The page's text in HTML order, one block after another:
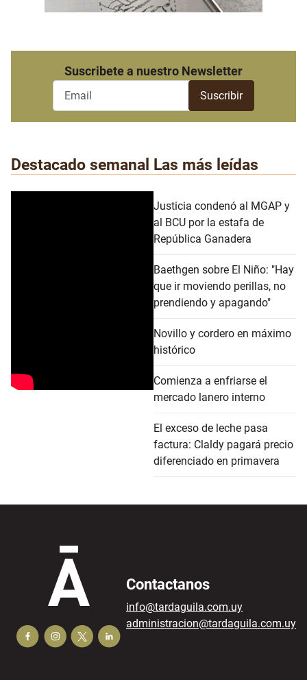
Suscribete a nuestro Newsletter
Destacado semanal Las más leídas
Justicia condenó al MGAP y
al BCU por la estafa de
República Ganadera
Baethgen sobre El Niño: "Hay
que ir moviendo perillas, no
prendiendo y apagando"
Novillo y cordero en máximo
histórico
Comienza a enfriarse el
mercado lanero interno
El exceso de leche pasa
factura: Claldy pagará precio
diferenciado en primavera
Contactanos
info@tardaguila.com.uy
administracion@tardaguila.com.uy